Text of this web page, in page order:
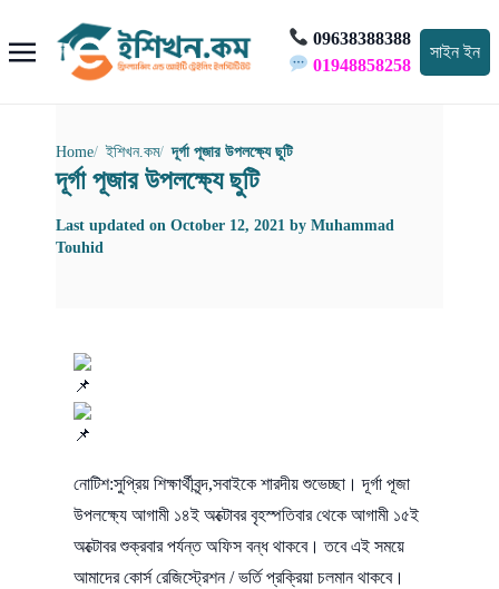
09638388388
01948858258
সাইন ইন
Home ইশিখন.কম দূর্গা পূজার উপলক্ষ্যে ছুটি
দূর্গা পূজার উপলক্ষ্যে ছুটি
Last updated on October 12, 2021 by Muhammad
Touhid
নোটিশ:সুপ্রিয় শিক্ষার্থীবৃন্দ,সবাইকে শারদীয় শুভেচ্ছা। দূর্গা পূজা
উপলক্ষ্যে আগামী ১৪ই অক্টোবর বৃহস্পতিবার থেকে আগামী ১৫ই
অক্টোবর শুক্রবার পর্যন্ত অফিস বন্ধ থাকবে। তবে এই সময়ে
আমাদের কোর্স রেজিস্ট্রেশন / ভর্তি প্রক্রিয়া চলমান থাকবে।